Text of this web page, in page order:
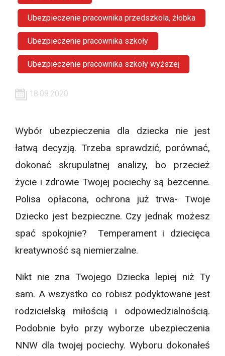
Ubezpieczenie pracownika przedszkola, żłobka
Ubezpieczenie pracownika szkoły
Ubezpieczenie pracownika szkoły wyższej
18.08.2020
Wybór ubezpieczenia dla dziecka nie jest
łatwą decyzją. Trzeba sprawdzić, porównać,
dokonać skrupulatnej analizy, bo przecież
życie i zdrowie Twojej pociechy są bezcenne.
Polisa opłacona, ochrona już trwa- Twoje
Dziecko jest bezpieczne. Czy jednak możesz
spać spokojnie? Temperament i dziecięca
kreatywność są niemierzalne.
Nikt nie zna Twojego Dziecka lepiej niż Ty
sam. A wszystko co robisz podyktowane jest
rodzicielską miłością i odpowiedzialnością.
Podobnie było przy wyborze ubezpieczenia
NNW dla twojej pociechy. Wyboru dokonałeś